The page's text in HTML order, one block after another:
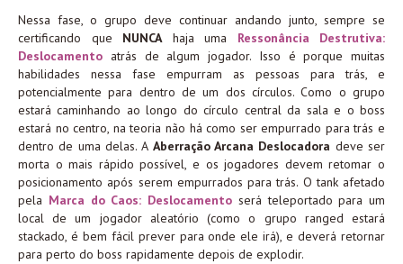
Nessa fase, o grupo deve continuar andando junto, sempre se
certificando que NUNCAhaja uma Ressonância Destrutiva:
Deslocamento atrás de algum jogador. Isso é porque muitas
habilidades nessa fase empurram as pessoas para trás, e
potencialmente para dentro de um dos círculos. Como o grupo
estará caminhando ao longo do círculo central da sala e o boss
estará no centro, na teoria não há como ser empurrado para trás e
dentro de uma delas. A Aberração Arcana Deslocadora deve ser
morta o mais rápido possível, e os jogadores devem retomar o
posicionamento após serem empurrados para trás. O tank afetado
pela Marca do Caos: Deslocamento será teleportado para um
local de um jogador aleatório (como o grupo ranged estará
stackado, é bem fácil prever para onde ele irá), e deverá retornar
para perto do boss rapidamente depois de explodir.